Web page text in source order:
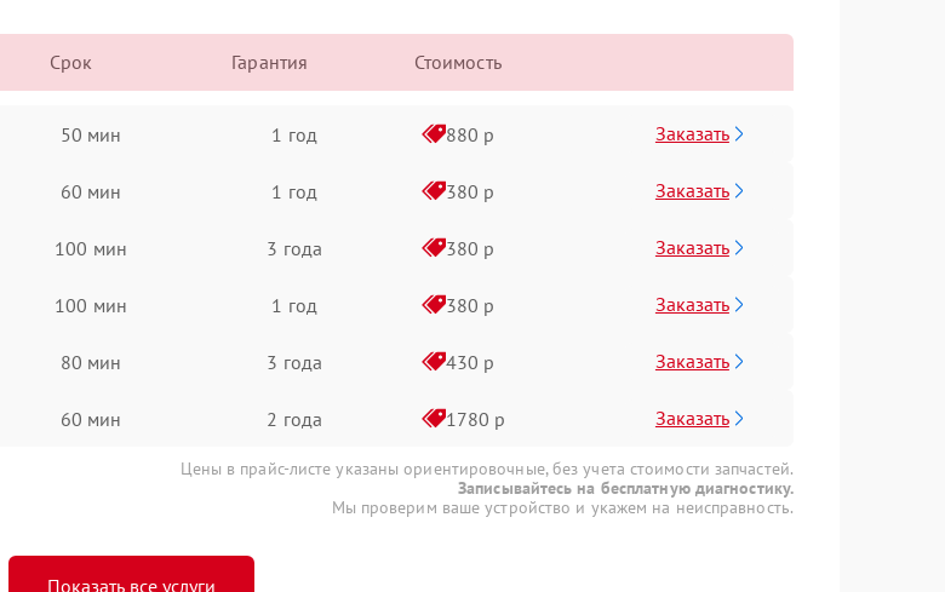
Срок Гарантия Стоимость
50 мин 1 год 880 р Заказать
60 мин 1 год 380 р Заказать
100 мин 3 года 380 р Заказать
100 мин 1 год 380 р Заказать
80 мин 3 года 430 р Заказать
60 мин 2 года 1780 р Заказать
Цены в прайс-листе указаны ориентировочные, без учета стоимости запчастей.
Записывайтесь на бесплатную диагностику.
Мы проверим ваше устройство и укажем на неисправность.
Показать все услуги